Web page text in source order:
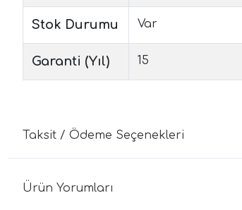
Stok Durumu Var
Garanti (Yıl) 15
Taksit / Ödeme Seçenekleri
Ürün Yorumları